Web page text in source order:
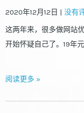
2020年12月12日 |没有
这两年来，很多做网站
开始怀疑自己了。19年
阅读更多 »